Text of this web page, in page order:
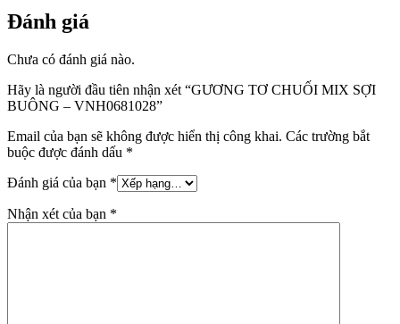
Đánh giá
Chưa có đánh giá nào.
Hãy là người đầu tiên nhận xét “GƯƠNG TƠ CHUỐI MIX SỢI
BUÔNG – VNH0681028”
Email của bạn sẽ không được hiển thị công khai. Các trường bắt
buộc được đánh dấu *
Đánh giá của bạn *
Nhận xét của bạn *